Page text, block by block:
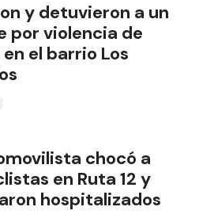
y detuvieron a un
por violencia de
el barrio Los
chocó a
en Ruta 12 y
hospitalizados